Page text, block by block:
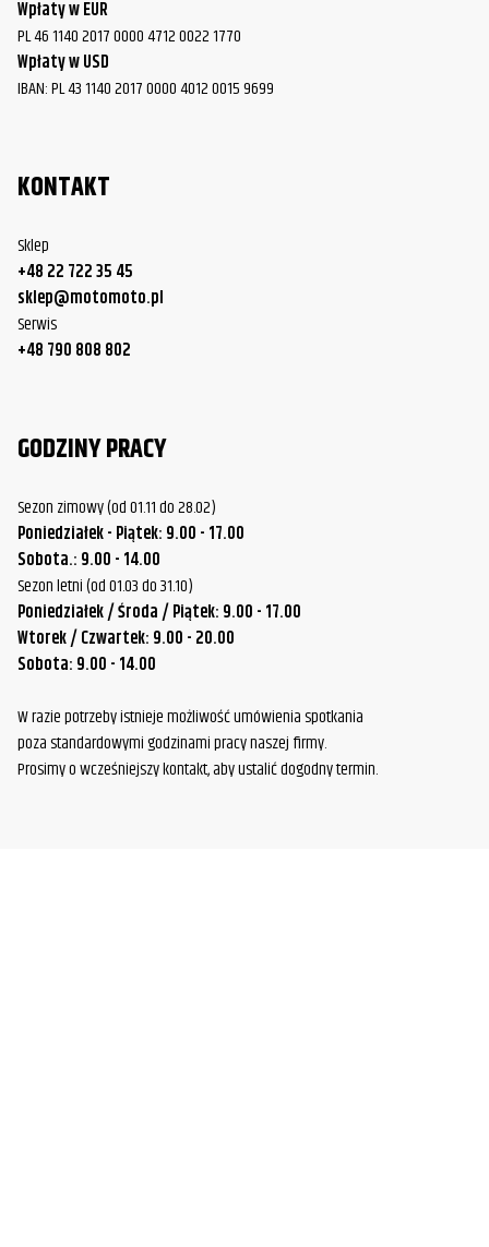
Wpłaty w EUR
PL 46 1140 2017 0000 4712 0022 1770
Wpłaty w USD
IBAN: PL 43 1140 2017 0000 4012 0015 9699
KONTAKT
Sklep
+48 22 722 35 45
sklep@motomoto.pl
Serwis
+48 790 808 802
GODZINY PRACY
Sezon zimowy (od 01.11 do 28.02)
Poniedziałek - Piątek: 9.00 - 17.00
Sobota.: 9.00 - 14.00
Sezon letni (od 01.03 do 31.10)
Poniedziałek / Środa / Piątek: 9.00 - 17.00
Wtorek / Czwartek: 9.00 - 20.00
Sobota: 9.00 - 14.00
W razie potrzeby istnieje możliwość umówienia spotkania
poza standardowymi godzinami pracy naszej firmy.
Prosimy o wcześniejszy kontakt, aby ustalić dogodny termin.